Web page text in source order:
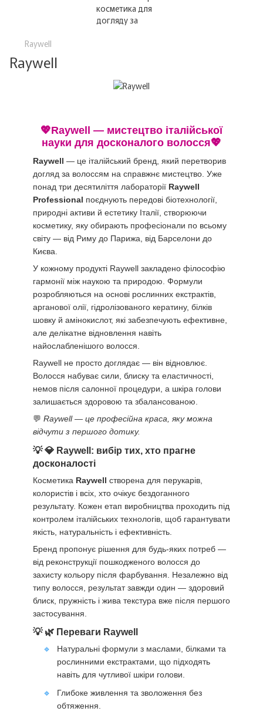
Raywell
Raywell
💖Raywell — мистецтво італійської
науки для досконалого волосся💖
Raywell — це італійський бренд, який перетворив
догляд за волоссям на справжнє мистецтво. Уже
понад три десятиліття лабораторії Raywell
Professional поєднують передові біотехнології,
природні активи й естетику Італії, створюючи
косметику, яку обирають професіонали по всьому
світу — від Риму до Парижа, від Барселони до
Києва.
У кожному продукті Raywell закладено філософію
гармонії між наукою та природою. Формули
розробляються на основі рослинних екстрактів,
арганової олії, гідролізованого кератину, білків
шовку й амінокислот, які забезпечують ефективне,
але делікатне відновлення навіть
найослабленішого волосся.
Raywell не просто доглядає — він відновлює.
Волосся набуває сили, блиску та еластичності,
немов після салонної процедури, а шкіра голови
залишається здоровою та збалансованою.
💬 Raywell — це професійна краса, яку можна
відчути з першого дотику.
💎 Raywell: вибір тих, хто прагне
досконалості
Косметика Raywell створена для перукарів,
колористів і всіх, хто очікує бездоганного
результату. Кожен етап виробництва проходить під
контролем італійських технологів, щоб гарантувати
якість, натуральність і ефективність.
Бренд пропонує рішення для будь-яких потреб —
від реконструкції пошкодженого волосся до
захисту кольору після фарбування. Незалежно від
типу волосся, результат завжди один — здоровий
блиск, пружність і жива текстура вже після першого
застосування.
🌿 Переваги Raywell
Натуральні формули з маслами, білками та
рослинними екстрактами, що підходять
навіть для чутливої шкіри голови.
Глибоке живлення та зволоження без
обтяження.